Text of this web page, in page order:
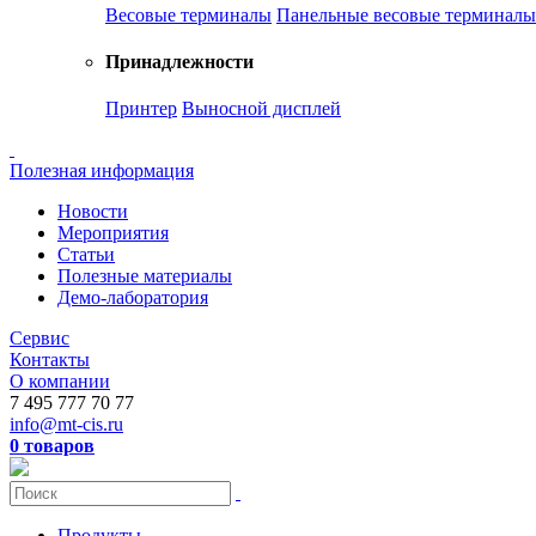
Весовые терминалы Панельные весовые терминалы
Принадлежности
Принтер Выносной дисплей
Полезная информация
Новости
Мероприятия
Статьи
Полезные материалы
Демо-лаборатория
Сервис
Контакты
О компании
7 495 777 70 77
info@mt-cis.ru
0 товаров